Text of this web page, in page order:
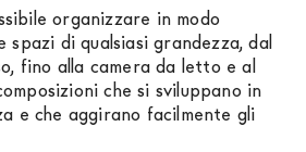
organizzare in modo
di qualsiasi grandezza, dal
fino alla camera da letto e al
che si sviluppano in
e che aggirano facilmente gli